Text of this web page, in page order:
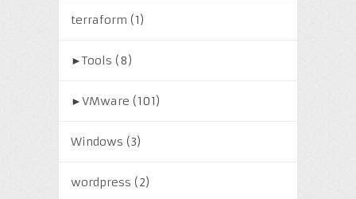
terraform (1)
►Tools (8)
►VMware (101)
Windows (3)
wordpress (2)